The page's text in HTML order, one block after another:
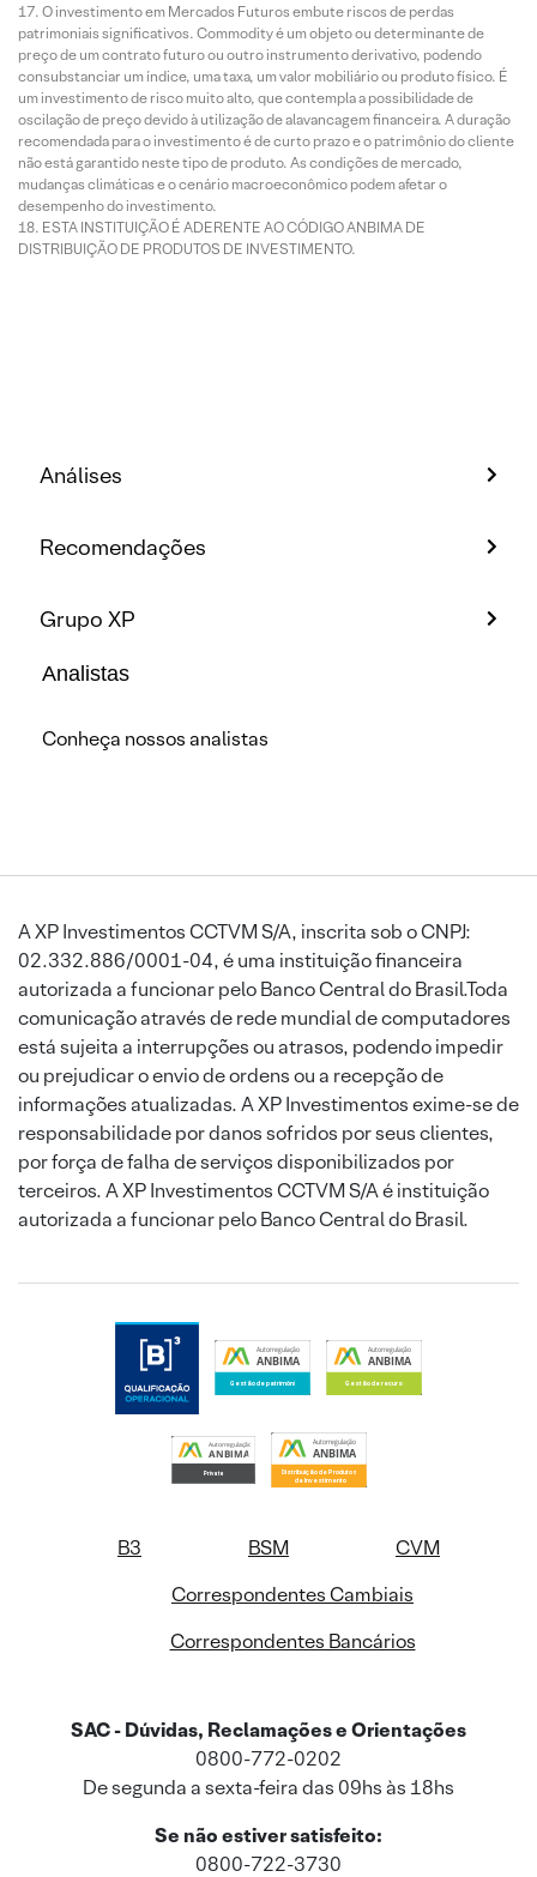
O investimento em Mercados Futuros embute riscos de perdas
patrimoniais significativos. Commodity é um objeto ou determinante de
preço de um contrato futuro ou outro instrumento derivativo, podendo
consubstanciar um índice, uma taxa, um valor mobiliário ou produto físico. É
um investimento de risco muito alto, que contempla a possibilidade de
oscilação de preço devido à utilização de alavancagem financeira. A duração
recomendada para o investimento é de curto prazo e o patrimônio do cliente
não está garantido neste tipo de produto. As condições de mercado,
mudanças climáticas e o cenário macroeconômico podem afetar o
desempenho do investimento.
ESTA INSTITUIÇÃO É ADERENTE AO CÓDIGO ANBIMA DE
DISTRIBUIÇÃO DE PRODUTOS DE INVESTIMENTO.
Análises
Recomendações
Grupo XP
Analistas
Conheça nossos analistas
A XP Investimentos CCTVM S/A, inscrita sob o CNPJ:
02.332.886/0001-04, é uma instituição financeira
autorizada a funcionar pelo Banco Central do Brasil.Toda
comunicação através de rede mundial de computadores
está sujeita a interrupções ou atrasos, podendo impedir
ou prejudicar o envio de ordens ou a recepção de
informações atualizadas. A XP Investimentos exime-se de
responsabilidade por danos sofridos por seus clientes,
por força de falha de serviços disponibilizados por
terceiros. A XP Investimentos CCTVM S/A é instituição
autorizada a funcionar pelo Banco Central do Brasil.
B3 BSM
CVM
Correspondentes Cambiais
Correspondentes Bancários
SAC - Dúvidas, Reclamações e Orientações
0800-772-0202
De segunda a sexta-feira das 09hs às 18hs
Se não estiver satisfeito:
0800-722-3730